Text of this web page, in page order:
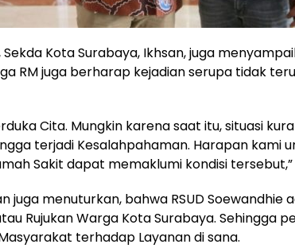
Kota Surabaya, Ikhsan, juga
RM juga berharap kejadian serupa tidak
Cita. Mungkin karena saat itu, situasi
terjadi Kesalahpahaman. Harapan kami
Sakit dapat memaklumi kondisi
juga menuturkan, bahwa RSUD Soewandhie
Rujukan Warga Kota Surabaya. Sehingga
terhadap Layanan di sana.